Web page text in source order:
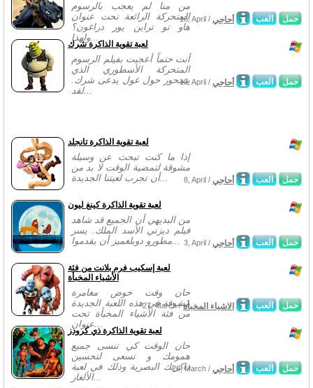
من منا لم يعجب بالرسوم
المتحركة الرائعة تحت عنوان
هاو تو تراين يور دراغون؟
ولهذا...
حمل العب 16, April / أحاجي
لعبة تقوية الذاكرة شرك
أنت حتماً أعجبت بفيلم الرسوم
المتحركة الأسطوري الذي
يتمحور حول غول يدعى شرك.
لقد...
حمل العب 10, April / أحاجي
لعبة تقوية الذاكرة تانجلد
إذا ما كنت تبحث عن وسيلة
مشوقة لتمضية الوقت لا بد من
أن تجرب لعبتنا الجديدة...
حمل العب 8, April / أحاجي
لعبة تقوية الذاكرة كينغ ليون
من البديهي أن الجميع قد شاهد
فيلم ديزني الأسد الملك. يسر
مطورو دوبلغميز أن يقدموا...
حمل العب 3, April / أحاجي
لعبة إسكيب فرم بلانت من فئة
الأشياء المخبأة
حان وقت خوض مغامرة
مشوقة في هذه اللعبة الجديدة
من فئة الأشياء المخبأة تحت
عنوان...
حمل العب 27, March /الاشياء المخبأة
لعبة تقوية الذاكرة ذي كرودز
حان الوقت كي تنسى جميع
همومك و تسعى لتحسين
ذاكرتك البصرية وذلك في لعبة
الألغاز...
حمل العب 20, March / أحاجي